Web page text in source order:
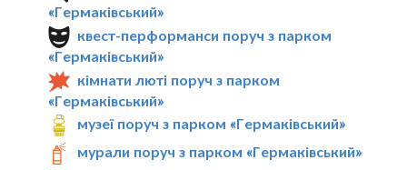
«Гермаківський»
квест-перформанси поруч з парком
«Гермаківський»
кімнати люті поруч з парком
«Гермаківський»
музеї поруч з парком «Гермаківський»
мурали поруч з парком «Гермаківський»